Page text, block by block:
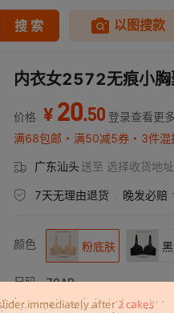
内衣女2572无痕小胸
价格 ¥ 20.50 登录查看更
满68包邮
满50减5券 3件混
广东汕头送至 选择收货地址
7天无理由退货 晚发必赔
颜色 粉底肤
尺码 70AB